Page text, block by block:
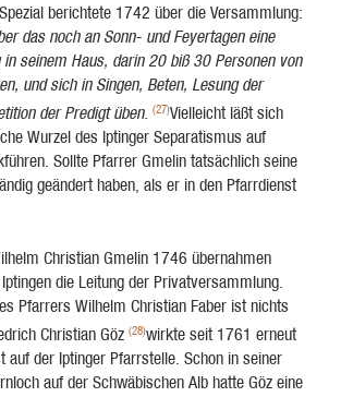
berichtete 1742 über die Versammlung:
das noch an Sonn- und Feyertagen eine
seinem Haus, darin 20 biß 30 Personen von
und sich in Singen, Beten, Lesung der
der Predigt üben. (27)Vielleicht läßt sich
Wurzel des Iptinger Sepa­ratismus auf
Sollte Pfarrer Gmelin tatsächlich seine
geändert haben, als er in den Pfarrdienst
Chri­stian Gmelin 1746 übernahmen
die Leitung der Privatversammlung.
Pfarrers Wilhelm Christian Faber ist nichts
Christian Göz (28)wirkte seit 1761 erneut
auf der Iptinger Pfarrstelle. Schon in seiner
auf der Schwäbischen Alb hatte Göz eine